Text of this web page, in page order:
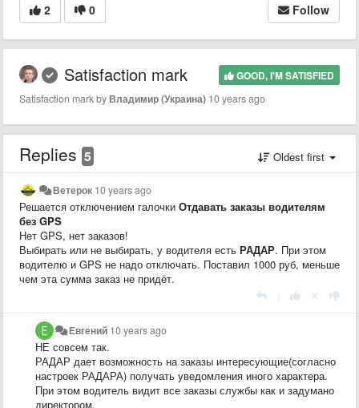
2 0 Follow
GOOD, I'M SATISFIED
Satisfaction mark
Satisfaction mark byВладимир (Украина) 10 years ago
Replies 5 Oldest first
Ветерок 10 years ago
Решается отключением галочки Отдавать заказы водителям
без GPS
Нет GPS, нет заказов!
Выбирать или не выбирать, у водителя есть РАДАР. При этом
водителю и GPS не надо отключать. Поставил 1000 руб, меньше
чем эта сумма заказ не придёт.
Евгений 10 years ago
НЕ совсем так.
РАДАР дает возможность на заказы интересующие(согласно
настроек РАДАРА) получать уведомления иного характера.
При этом водитель видит все заказы службы как и задумано
директором.